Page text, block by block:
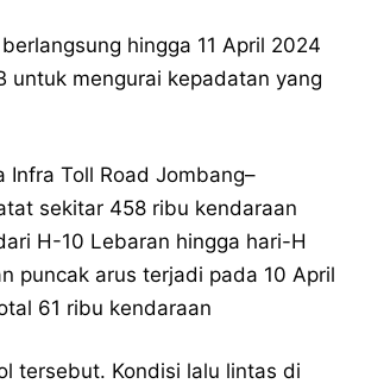
hingga 11 April 2024
untuk mengurai kepadatan yang
Infra Toll Road Jombang–
sekitar 458 ribu kendaraan
H-10 Lebaran hingga hari-H
puncak arus terjadi pada 10 April
61 ribu kendaraan
tersebut. Kondisi lalu lintas di